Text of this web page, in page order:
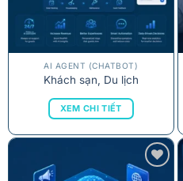
AI AGENT (CHATBOT)
Khách sạn, Du lịch
XEM CHI TIẾT